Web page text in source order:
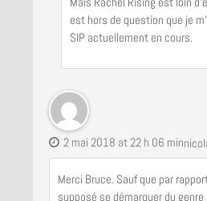
est hors de question que je
SIP actuellement en cours.
2 mai 2018 at 22 h 06 min
Merci Bruce. Sauf que par
supposé se démarquer du